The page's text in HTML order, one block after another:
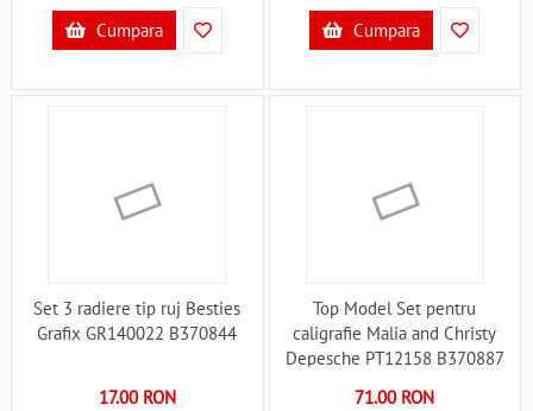
Cumpara Cumpara
Set 3 radiere tip ruj Besties
Grafix GR140022 B370844
17.00 RON
Top Model Set pentru
caligrafie Malia and Christy
Depesche PT12158 B370887
71.00 RON